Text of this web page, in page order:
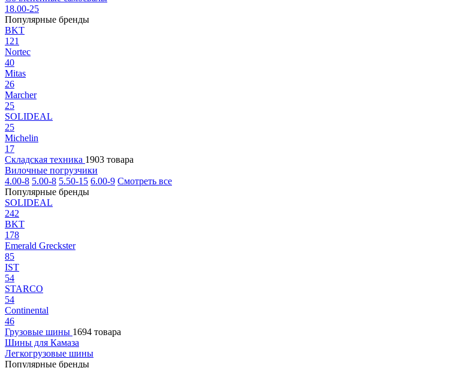
18.00-25
Популярные бренды
BKT
121
Nortec
40
Mitas
26
Marcher
25
SOLIDEAL
25
Michelin
17
Складская техника 1903 товара
Вилочные погрузчики
4.00-8 5.00-8 5.50-15 6.00-9 Смотреть все
Популярные бренды
SOLIDEAL
242
BKT
178
Emerald Greckster
85
IST
54
STARCO
54
Continental
46
Грузовые шины 1694 товара
Шины для Камаза
Легкогрузовые шины
Популярные бренды